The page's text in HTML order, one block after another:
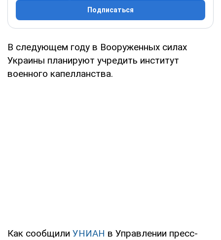
Подписаться
В следующем году в Вооруженных силах
Украины планируют учредить институт
военного капелланства.
Как сообщили УНИАН в Управлении пресс-